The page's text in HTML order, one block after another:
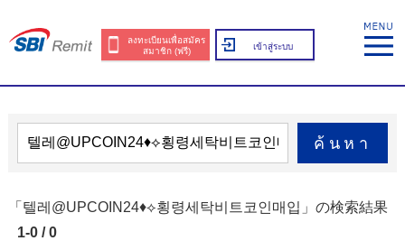
ลงทะเบียนเพื่อสมัคร
สมาชิก (ฟรี)
เข้าสู่ระบบ
ค้นหา
「텔레@UPCOIN24♦⟡횡령세탁비트코인매입」の検索結果
1-0 / 0